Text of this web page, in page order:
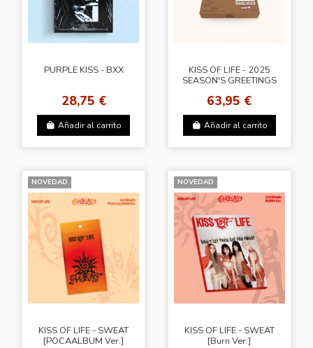
PURPLE KISS - BXX
28,75 €
Añadir al carrito
KISS OF LIFE - 2025
SEASON'S GREETINGS
63,95 €
Añadir al carrito
NOVEDAD
KISS OF LIFE - SWEAT
[POCAALBUM Ver.]
NOVEDAD
KISS OF LIFE - SWEAT
[Burn Ver.]